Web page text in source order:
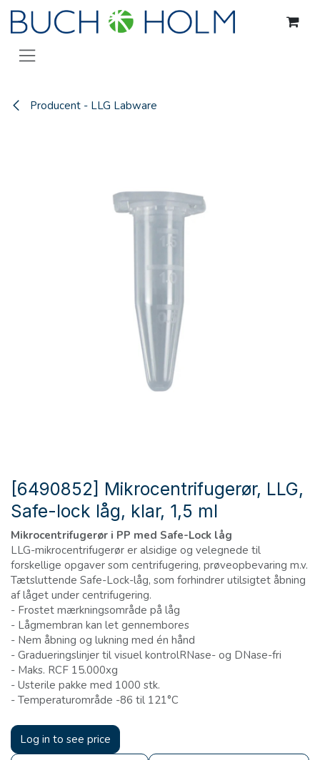
Gå til indhold
Producent - LLG Labware
[6490852] Mikrocentrifugerør, LLG,
Safe-lock låg, klar, 1,5 ml
Mikrocentrifugerør i PP med Safe-Lock låg
LLG-mikrocentrifugerør er alsidige og velegnede til
forskellige opgaver som centrifugering, prøveopbevaring m.v.
Tætsluttende Safe-Lock-låg, som forhindrer utilsigtet åbning
af låget under centrifugering.
- Frostet mærkningsområde på låg
- Lågmembran kan let gennembores
- Nem åbning og lukning med én hånd
- Gradueringslinjer til visuel kontrolRNase- og DNase-fri
- Maks. RCF 15.000xg
- Usterile pakke med 1000 stk.
- Temperaturområde -86 til 121°C
Log in to see price